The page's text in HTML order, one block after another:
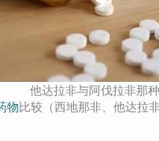
他达拉非与阿伐拉非那
物比较（西地那非、他达拉